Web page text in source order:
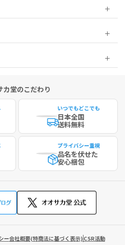
カ堂のこだわり
いつでもどこでも
日本全国
送料無料
プライバシー重視
品名を伏せた
安心梱包
ー会社概要(特商法に基づく表示)CSR活動